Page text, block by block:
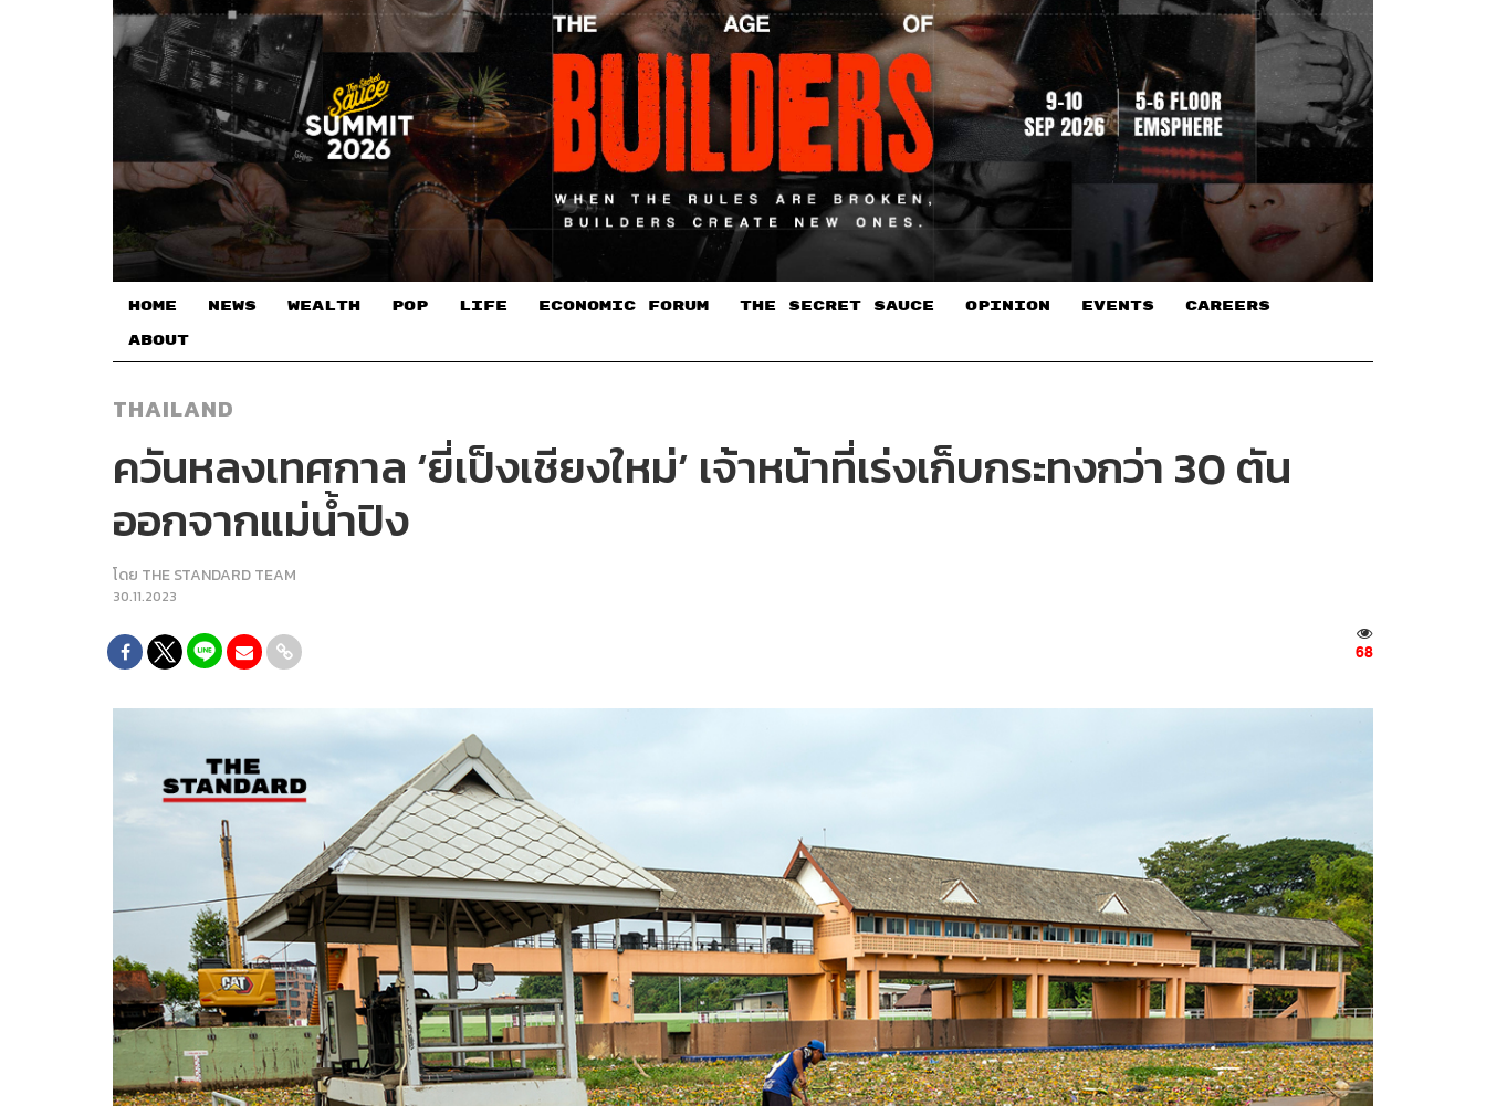
HOME NEWS WEALTH POP LIFE ECONOMIC FORUM THE SECRET SAUCE​ OPINION EVENTS CAREERS
ABOUT
THAILAND
ควันหลงเทศกาล ‘ยี่เป็งเชียงใหม่’ เจ้าหน้าที่เร่งเก็บกระทงกว่า 30 ตัน
ออกจากแม่น้ำปิง
โดย THE STANDARD TEAM
30.11.2023
68